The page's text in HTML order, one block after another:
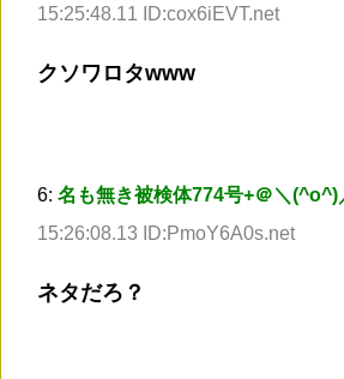
15:25:48.11 ID:cox6iEVT.net
クソワロタwww
6: 名も無き被検体774号+＠＼(^o^)
15:26:08.13 ID:PmoY6A0s.net
ネタだろ？